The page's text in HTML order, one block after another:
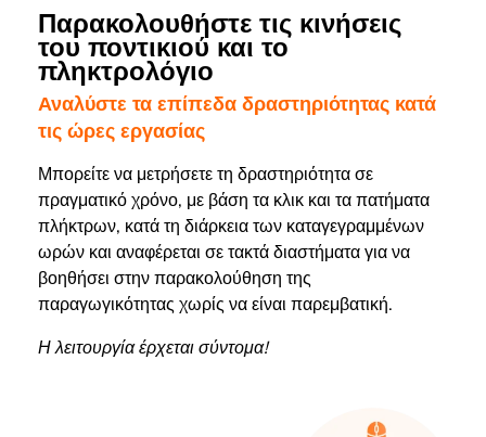
Παρακολουθήστε τις κινήσεις
του ποντικιού και το
πληκτρολόγιο
Αναλύστε τα επίπεδα δραστηριότητας κατά
τις ώρες εργασίας
Μπορείτε να μετρήσετε τη δραστηριότητα σε
πραγματικό χρόνο, με βάση τα κλικ και τα πατήματα
πλήκτρων, κατά τη διάρκεια των καταγεγραμμένων
ωρών και αναφέρεται σε τακτά διαστήματα για να
βοηθήσει στην παρακολούθηση της
παραγωγικότητας χωρίς να είναι παρεμβατική.
Η λειτουργία έρχεται σύντομα!